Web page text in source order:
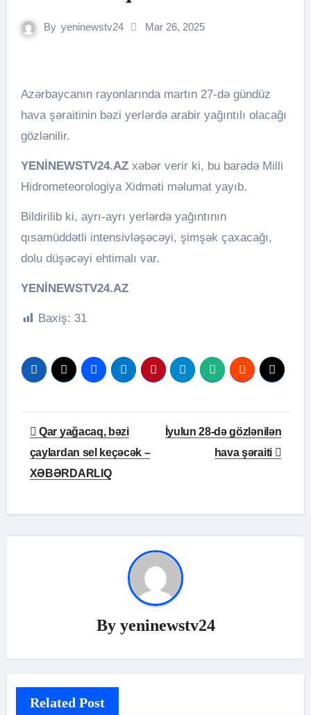
By yeninewstv24 Mar 26, 2025
Azərbaycanın rayonlarında martın 27-də gündüz
hava şəraitinin bəzi yerlərdə arabir yağıntılı olacağı
gözlənilir.
YENİNEWSTV24.AZxəbər verir ki, bu barədə Milli
Hidrometeorologiya Xidməti məlumat yayıb.
Bildirilib ki, ayrı-ayrı yerlərdə yağıntının
qısamüddətli intensivləşəcəyi, şimşək çaxacağı,
dolu düşəcəyi ehtimalı var.
YENİNEWSTV24.AZ
Baxiş: 31
Yazı
naviqasiyası
Qar yağacaq, bəzi
çaylardan sel keçəcək –
XƏBƏRDARLIQ
İyulun 28-də gözlənilən
hava şəraiti
By yeninewstv24
Related Post